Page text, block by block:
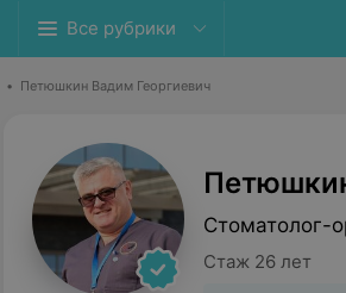
Все рубрики
• Петюшкин Вадим Георгиевич
Стоматолог-
Стаж 26 лет